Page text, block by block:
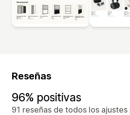
Reseñas
96% positivas
91 reseñas de todos los